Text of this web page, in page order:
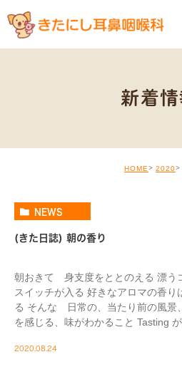
新着情
HOME 2020
NEWS
(きた日誌) 朝の香り
朝おきて 身支度をととのえる 漂う
スイッチが入る 好きなアロマの香
る そんな 日常の、当たり前の風景
を感じる、味がわかること Tasting
2020.08.24